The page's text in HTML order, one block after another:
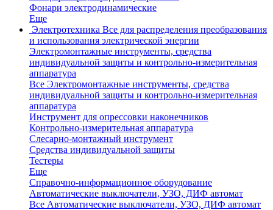
Фонари электродинамические
Еще
Электротехника Все для распределения преобразования
и использования электрической энергии
Электромонтажные инструменты, средства
индивидуальной защиты и контрольно-измерительная
аппаратура
Все Электромонтажные инструменты, средства
индивидуальной защиты и контрольно-измерительная
аппаратура
Инструмент для опрессовки наконечников
Контрольно-измерительная аппаратура
Слесарно-монтажный инструмент
Средства индивидуальной защиты
Тестеры
Еще
Справочно-информационное оборудование
Автоматические выключатели, УЗО, ДИФ автомат
Все Автоматические выключатели, УЗО, ДИФ автомат